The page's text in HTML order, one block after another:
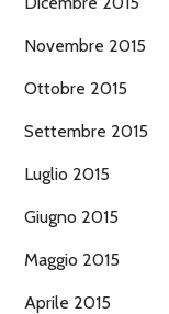
Novembre 2015
Ottobre 2015
Settembre 2015
Luglio 2015
Giugno 2015
Maggio 2015
Aprile 2015